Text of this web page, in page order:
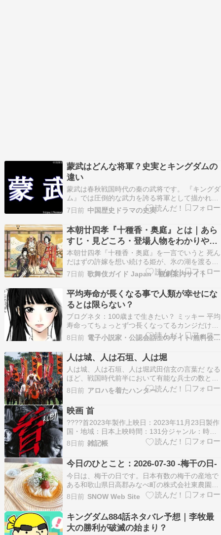
蒙武はどんな将軍？史実とキングダムの
違い
蒙武は春秋戦国時代の秦の武将です。 『キングダ
ム』では圧倒的な武力を誇る将軍として描かれる
蒙武ですが、史実にはどのような記録が残ってい
るのでしょうか？『史記』によると蒙武は王翦の
副将として大軍を率いる楚攻略に参加して秦の天
下統一に関わりました。 この記事では史料から確
認できる功績…
7日前 中国歴史ドラマの史実
本朝廿四孝『十種香・奥庭』とは｜あら
すじ・見どころ・登場人物をわかりやす
く解説
本朝廿四孝『十種香・奥庭』を一言でいうと 死ん
だはずの許嫁を想い続ける姫が、氷の湖を渡る奇
跡を起こす物語です。 敵対する武田家と長尾家に
引き裂かれた恋人たちと、その危機を救うため一
途な恋心が奇跡を呼び起こす八重垣姫の姿が描か
れます。 本朝廿四孝とは 「本朝廿四孝（ほんち
ょうにじ…
7日前 歌舞伎ガイド Japan 観劇案内サイト
平均寿命が長くなる事で人類が幸せにな
るとは限らない？
ブログネタ：100歳まで生きたい？ ミッキー 平均
寿命ってちょっとずつ長くなってるカンジだけ
ど、最終的にはどうなるんだろうな ミニー あ
ら、どういう事かしら？ ミッキー いや、昔は人
生５０年とか言ったみたいだけど、今は８０歳以
上もそうだし、何なら１００歳以上の人もたくさ
んいるじゃ…
8日前 電子小説家・公認会話士のサイト/無料会話ブログ＆恋愛小説
人は城、人は石垣、人は堀
人は城、人は石垣、人は堀武田信玄の言葉だ なる
ほど、戦国時代前半において有能な兵士の数と運
用こそが国の防御の要であるとして信玄は最強と
言われた武田軍団を作り上げた しかしその武田軍
団も信玄亡き後織田信長に「長篠の戦い」で木っ
端微塵にされその残党は結局徳川家に取り込まれ
た 人、マ…
8日前 アロハを着たハンター
映画 首
????首2023年製作上映日：2023年11月23日製作
国・地域：日本上映時間：131分ジャンル：時代
劇配給：KADOKAWA≪解説 あらすじ≫ 2019年
より出版された北野武による日本の小説である。
KADOKAWAより2019年12月20日に出版された。
著者・北野自身による…
8日前 雑記帳
今日のひとこと：2026-07-30 -梅干の日-
今日は、梅干の日です。日本有数の梅干の産地で
ある和歌山県日高郡みなべ町の株式会社東農園が
制定しました。日付はこの頃に新物の梅干が食べ
られることからです。また、梅干は健康に良く、
「梅干しを食べると難が去る」と昔から言われて
きたことから「なん（7）がさ（3）る（0）」の
語呂合わせも…
8日前 SNOW Web Site
キングダム884話ネタバレ予想｜李牧最
大の勝利が破滅の始まり？